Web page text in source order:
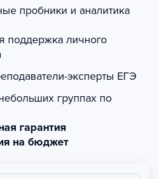
пробники и аналитика
поддержка личного
эксперты ЕГЭ
группах по
гарантия
на бюджет